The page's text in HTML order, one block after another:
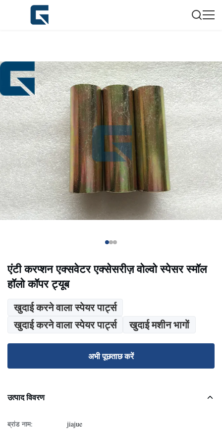
एंटी करप्शन एक्सवेटर एक्सेसरीज़ वोल्वो स्पेसर स्मॉल
हॉलो कॉपर ट्यूब
खुदाई करने वाला स्पेयर पार्ट्स
खुदाई करने वाला स्पेयर पार्ट्स
खुदाई मशीन भागों
अभी पूछताछ करें
उत्पाद विवरण
ब्रांड नाम:
jiajue